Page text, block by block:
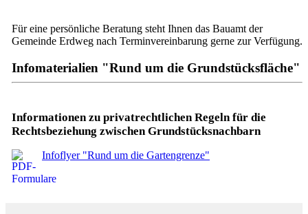
Für eine persönliche Beratung steht Ihnen das Bauamt der
Gemeinde Erdweg nach Terminvereinbarung gerne zur Verfügung.
Infomaterialien "Rund um die Grundstücksfläche"
Informationen zu privatrechtlichen Regeln für die
Rechtsbeziehung zwischen Grundstücksnachbarn
Infoflyer "Rund um die Gartengrenze"